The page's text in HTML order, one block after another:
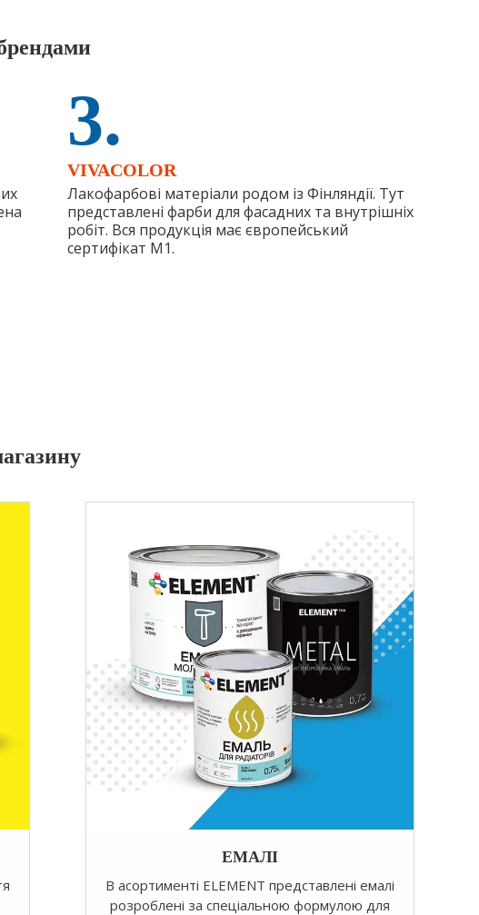
3.
VIVACOLOR
Лакофарбові матеріали родом із Фінляндії. Тут
представлені фарби для фасадних та внутрішніх
робіт. Вся продукція має європейський
сертифікат M1.
ЕМАЛІ
В асортименті ELEMENT представлені емалі
розроблені за спеціальною формулою для